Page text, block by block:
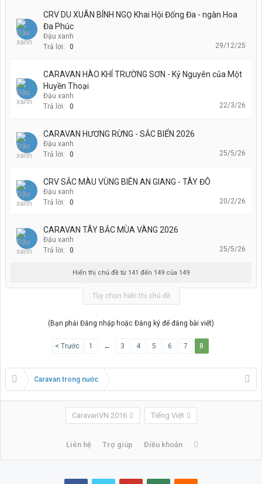
CRV DU XUÂN BÍNH NGỌ Khai Hội Đống Đa - ngàn Hoa
Đa Phúc
Đậu xanh
Trả lời:
0 29/12/25
CARAVAN HÀO KHÍ TRƯỜNG SƠN - Kỷ Nguyên của Một
Huyền Thoại
Đậu xanh
Trả lời:
0 22/3/26
CARAVAN HƯƠNG RỪNG - SẮC BIỂN 2026
Đậu xanh
Trả lời:
0 25/5/26
CRV SẮC MÀU VÙNG BIÊN AN GIANG - TÂY ĐÔ
Đậu xanh
Trả lời:
0 20/2/26
CARAVAN TÂY BẮC MÙA VÀNG 2026
Đậu xanh
Trả lời:
0 25/5/26
Hiển thị chủ đề từ 141 đến 149 của 149
Tùy chọn hiển thị chủ đề
(Bạn phải Đăng nhập hoặc Đăng ký để đăng bài viết)
< Trước 1 ← 3 4 5 6 7 8
Caravan trong nước
CaravanVN 2016 Tiếng Việt
Liên hệ Trợ giúp Điều khoản